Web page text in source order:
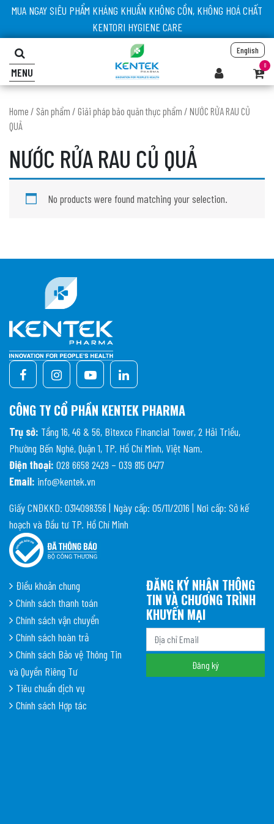
MUA NGAY SIÊU PHẨM KHÁNG KHUẨN KHÔNG CỒN, KHÔNG HOÁ CHẤT
KENTORI HYGIENE CARE
MENU
English
0
Home / Sản phẩm / Giải pháp bảo quản thực phẩm / NƯỚC RỬA RAU CỦ
QUẢ
NƯỚC RỬA RAU CỦ QUẢ
No products were found matching your selection.
CÔNG TY CỔ PHẦN KENTEK PHARMA
Trụ sở: Tầng 16, 46 & 56, Bitexco Financial Tower, 2 Hải Triều,
Phường Bến Nghé, Quận 1, TP. Hồ Chí Minh, Việt Nam.
Điện thoại: 028 6658 2429 – 039 815 0477
Email: info@kentek.vn
Giấy CNĐKKD: 0314098356 | Ngày cấp: 05/11/2016 | Nơi cấp: Sở kế
hoạch và Đầu tư TP. Hồ Chí Minh
Điều khoản chung
Chính sách thanh toán
Chính sách vận chuyển
Chính sách hoàn trả
Chính sách Bảo vệ Thông Tin
và Quyền Riêng Tư
Tiêu chuẩn dịch vụ
Chính sách Hợp tác
ĐĂNG KÝ NHẬN THÔNG
TIN VÀ CHƯƠNG TRÌNH
KHUYẾN MẠI